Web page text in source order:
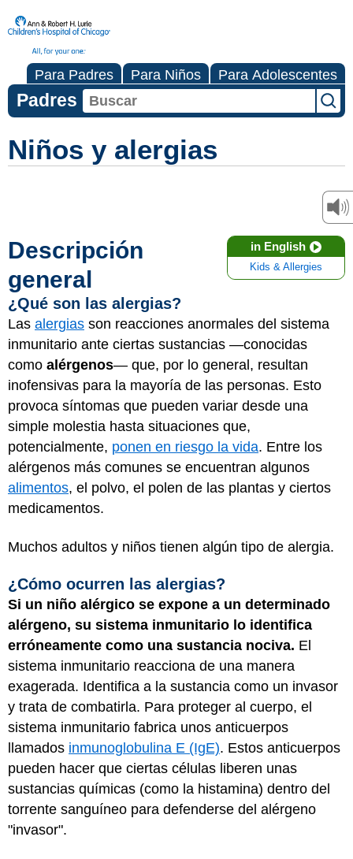
Para Padres Para Niños Para Adolescentes
Padres
Niños y alergias
in English
Kids & Allergies
Descripción
general
¿Qué son las alergias?
Las alergias son reacciones anormales del sistema
inmunitario ante ciertas sustancias —conocidas
como alérgenos— que, por lo general, resultan
inofensivas para la mayoría de las personas. Esto
provoca síntomas que pueden variar desde una
simple molestia hasta situaciones que,
potencialmente, ponen en riesgo la vida. Entre los
alérgenos más comunes se encuentran algunos
alimentos, el polvo, el polen de las plantas y ciertos
medicamentos.
Muchos adultos y niños tienen algún tipo de alergia.
¿Cómo ocurren las alergias?
Si un niño alérgico se expone a un determinado
alérgeno, su sistema inmunitario lo identifica
erróneamente como una sustancia nociva. El
sistema inmunitario reacciona de una manera
exagerada. Identifica a la sustancia como un invasor
y trata de combatirla. Para proteger al cuerpo, el
sistema inmunitario fabrica unos anticuerpos
llamados inmunoglobulina E (IgE). Estos anticuerpos
pueden hacer que ciertas células liberen unas
sustancias químicas (como la histamina) dentro del
torrente sanguíneo para defenderse del alérgeno
"invasor".